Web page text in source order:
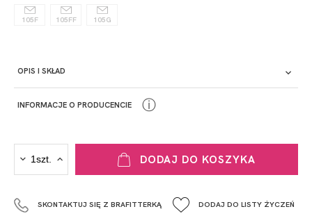
105F 105FF 105G
OPIS I SKŁAD
INFORMACJE O PRODUCENCIE
+48 42 719 43 15
ⓘ
DODAJ DO KOSZYKA
SKONTAKTUJ SIĘ Z BRAFITTERKĄ DODAJ DO LISTY ŻYCZEŃ